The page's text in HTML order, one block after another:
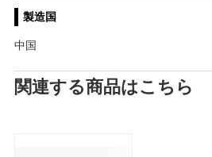
製造国
中国
関連する商品はこちら